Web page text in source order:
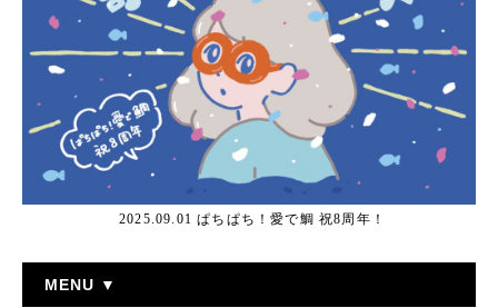
2025.09.01 ぱちぱち！愛で鯛 祝8周年！
MENU ▼